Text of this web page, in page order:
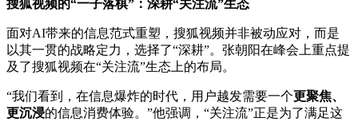
搜狐视频的“一子落棋”：深耕“关注流”生态
面对AI带来的信息范式重塑，搜狐视频并非被动应对，而是
以其一贯的战略定力，选择了“深耕”。张朝阳在峰会上重点提
及了搜狐视频在“关注流”生态上的布局。
“我们看到，在信息爆炸的时代，用户越发需要一个更聚焦、
更沉浸的信息消费体验。”他强调，“关注流”正是为了满足这